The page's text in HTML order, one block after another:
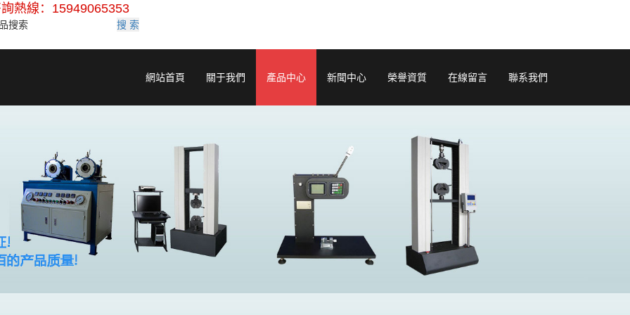
熱線：15949065353
搜 索
網站首頁 關于我們 產品中心 新聞中心 榮譽資質 在線留言 聯系我們